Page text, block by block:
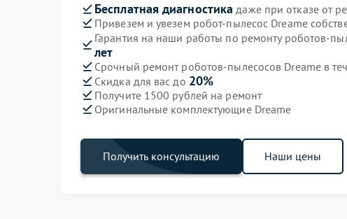
Бесплатная диагностика даже при отказе от
Привезем и увезем робот-пылесос Dreame
Гарантия на наши работы по ремонту роботов-
лет
Срочный ремонт роботов-пылесосов Dreame в
Скидка для вас до 20%
Получите 1500 рублей на ремонт
Оригинальные комплектующие Dreame
Получить консультацию Наши цены